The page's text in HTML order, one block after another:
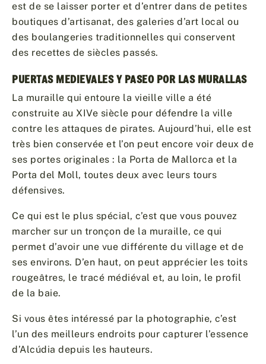
est de se laisser porter et d’entrer dans de petites
boutiques d’artisanat, des galeries d’art local ou
des boulangeries traditionnelles qui conservent
des recettes de siècles passés.
PUERTAS MEDIEVALES Y PASEO POR LAS MURALLAS
La muraille qui entoure la vieille ville a été
construite au XIVe siècle pour défendre la ville
contre les attaques de pirates. Aujourd’hui, elle est
très bien conservée et l’on peut encore voir deux de
ses portes originales : la Porta de Mallorca et la
Porta del Moll, toutes deux avec leurs tours
défensives.
Ce qui est le plus spécial, c’est que vous pouvez
marcher sur un tronçon de la muraille, ce qui
permet d’avoir une vue différente du village et de
ses environs. D’en haut, on peut apprécier les toits
rougeâtres, le tracé médiéval et, au loin, le profil
de la baie.
Si vous êtes intéressé par la photographie, c’est
l’un des meilleurs endroits pour capturer l’essence
d’Alcúdia depuis les hauteurs.